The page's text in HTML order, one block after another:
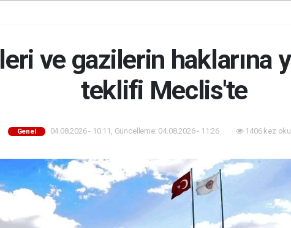
ve gazilerin haklarına
teklifi Meclis'te
Genel 04.08.2026 - 10:11, Güncelleme: 04.08.2026 - 11:26 1406 kez